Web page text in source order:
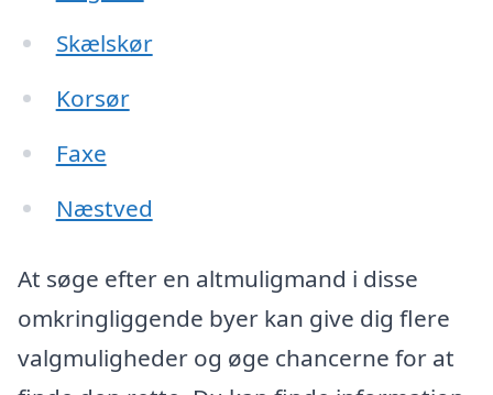
Skælskør
Korsør
Faxe
Næstved
At søge efter en altmuligmand i disse
omkringliggende byer kan give dig flere
valgmuligheder og øge chancerne for at